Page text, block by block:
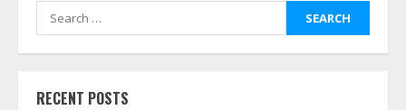
Search
for:
RECENT POSTS